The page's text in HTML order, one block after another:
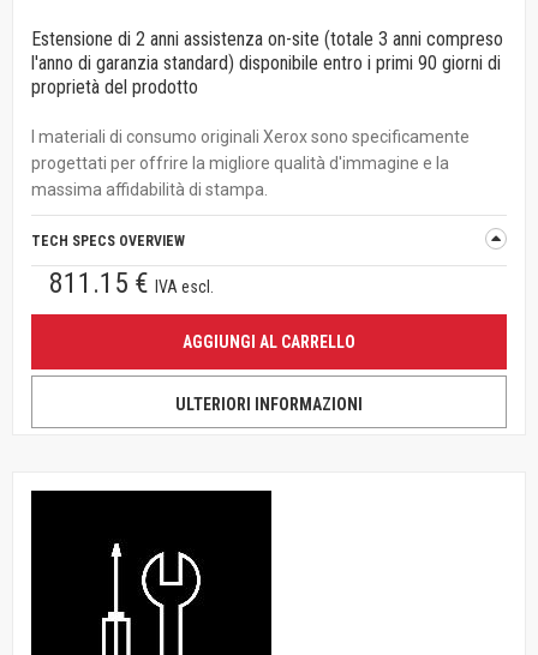
Estensione di 2 anni assistenza on-site (totale 3 anni compreso
l'anno di garanzia standard) disponibile entro i primi 90 giorni di
proprietà del prodotto
I materiali di consumo originali Xerox sono specificamente
progettati per offrire la migliore qualità d'immagine e la
massima affidabilità di stampa.
TECH SPECS OVERVIEW
811.15 € IVA escl.
AGGIUNGI AL CARRELLO
ULTERIORI INFORMAZIONI